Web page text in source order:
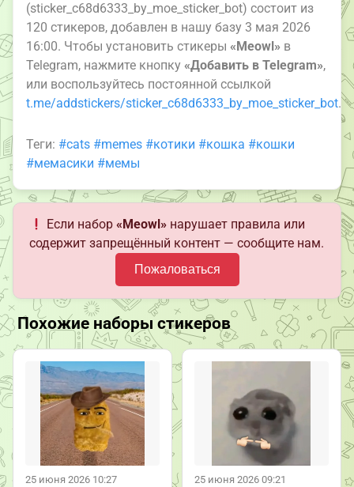
(sticker_c68d6333_by_moe_sticker_bot) состоит из
120 стикеров, добавлен в нашу базу 3 мая 2026
16:00. Чтобы установить стикеры «Meowl» в
Telegram, нажмите кнопку «Добавить в Telegram»,
или воспользуйтесь постоянной ссылкой
t.me/addstickers/sticker_c68d6333_by_moe_sticker_bot.
Теги: #cats #memes #котики #кошка #кошки
#мемасики #мемы
Если набор«Meowl» нарушает правила или
содержит запрещённый контент — сообщите нам.
Пожаловаться
Похожие наборы стикеров
25 июня 2026 10:27 25 июня 2026 09:21